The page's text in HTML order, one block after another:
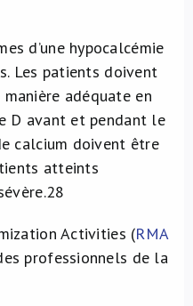
d’une hypocalcémie
Les patients doivent
adéquate en
D avant et pendant le
calcium doivent être
atteints
28
Activities (RMA
professionnels de la